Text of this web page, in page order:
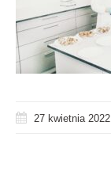
27 kwietnia 2022